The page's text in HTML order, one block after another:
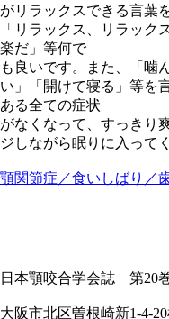
がリラックスできる言葉
「リラックス、リラック
楽だ」等何で
も良いです。また、「 噛
い 」「 開けて寝る 」等を
ある全ての症状
がなくなって、すっきり
ジしながら眠りに入って
顎関節症／食いしばり／
日本顎咬合学会誌 第20
大阪市北区曽根崎新1-4-